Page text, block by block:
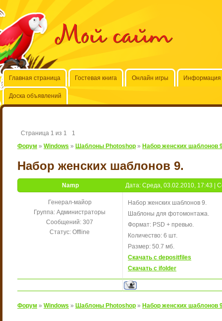
Мой сайт
Главная страница Гостевая книга Онлайн игры Информация
Доска объявлений
Страница 1 из 1
1
Форум » Windows » Шаблоны Photoshop » Набор женских шаблонов
Набор женских шаблонов 9.
Namp Дата: Среда, 03.02.2010, 17:43 |
Генерал-майор
Группа: Администраторы
Сообщений:307
Статус:Offline
Набор женских шаблонов 9.
Шаблоны для фотомонтажа.
Формат: PSD + превью.
Количество: 6 шт.
Размер: 50.7 мб.
Скачать с depositfiles
Скачать с ifolder
Форум » Windows » Шаблоны Photoshop » Набор женских шаблонов